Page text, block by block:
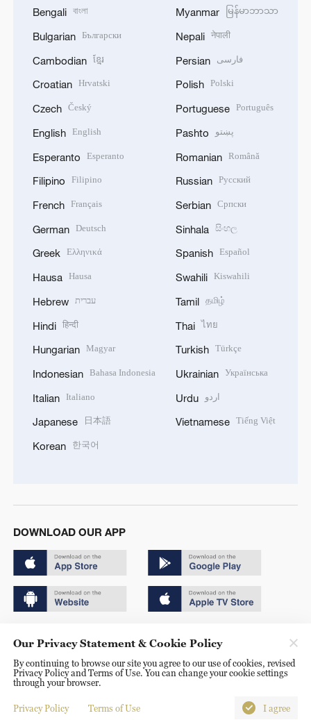
Bengali বাংলা
Bulgarian Български
Cambodian ខ្មែរ
Croatian Hrvatski
Czech Český
English English
Esperanto Esperanto
Filipino Filipino
French Français
German Deutsch
Greek Ελληνικά
Hausa Hausa
Hebrew עברית
Hindi हिन्दी
Hungarian Magyar
Indonesian Bahasa Indonesia
Italian Italiano
Japanese 日本語
Korean 한국어
Myanmar မြန်မာဘာသာ
Nepali नेपाली
Persian فارسی
Polish Polski
Portuguese Português
Pashto پښتو
Romanian Română
Russian Русский
Serbian Српски
Sinhala සිංහල
Spanish Español
Swahili Kiswahili
Tamil தமிழ்
Thai ไทย
Turkish Türkçe
Ukrainian Українська
Urdu اردو
Vietnamese Tiếng Việt
DOWNLOAD OUR APP
京ICP备20000184号
京公网安备 11010502050052号
Disinformation report hotline: 010-85061466
Our Privacy Statement & Cookie Policy
By continuing to browse our site you agree to our use of cookies, revised
Privacy Policy and Terms of Use. You can change your cookie settings
through your browser.
Privacy Policy Terms of Use I agree